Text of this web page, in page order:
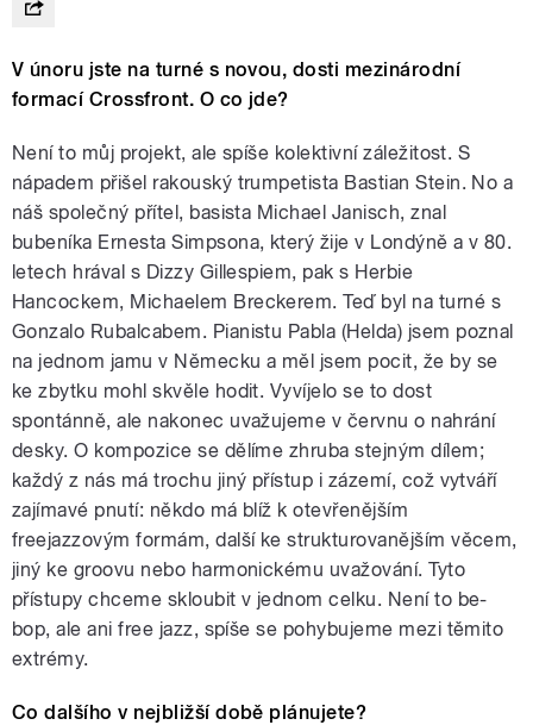
V únoru jste na turné s novou, dosti mezinárodní
formací Crossfront. O co jde?
Není to můj projekt, ale spíše kolektivní záležitost. S
nápadem přišel rakouský trumpetista Bastian Stein. No a
náš společný přítel, basista Michael Janisch, znal
bubeníka Ernesta Simpsona, který žije v Londýně a v 80.
letech hrával s Dizzy Gillespiem, pak s Herbie
Hancockem, Michaelem Breckerem. Teď byl na turné s
Gonzalo Rubalcabem. Pianistu Pabla (Helda) jsem poznal
na jednom jamu v Německu a měl jsem pocit, že by se
ke zbytku mohl skvěle hodit. Vyvíjelo se to dost
spontánně, ale nakonec uvažujeme v červnu o nahrání
desky. O kompozice se dělíme zhruba stejným dílem;
každý z nás má trochu jiný přístup i zázemí, což vytváří
zajímavé pnutí: někdo má blíž k otevřenějším
freejazzovým formám, další ke strukturovanějším věcem,
jiný ke groovu nebo harmonickému uvažování. Tyto
přístupy chceme skloubit v jednom celku. Není to be-
bop, ale ani free jazz, spíše se pohybujeme mezi těmito
extrémy.
Co dalšího v nejbližší době plánujete?